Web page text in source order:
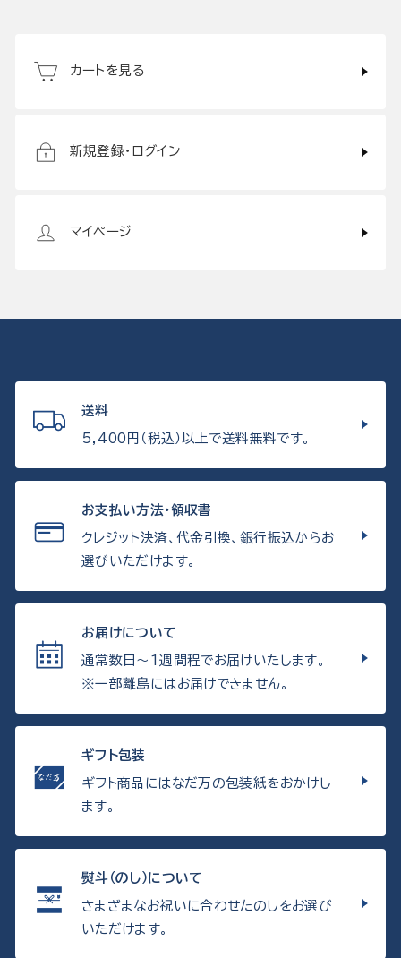
カートを見る
新規登録・ログイン
マイページ
送料
5,400円（税込）以上で送料無料です。
お支払い方法・領収書
クレジット決済、代金引換、銀行振込からお
選びいただけます。
お届けについて
通常数日〜1週間程でお届けいたします。
※一部離島にはお届けできません。
ギフト包装
ギフト商品にはなだ万の包装紙をおかけし
ます。
熨斗（のし）について
さまざまなお祝いに合わせたのしをお選び
いただけます。